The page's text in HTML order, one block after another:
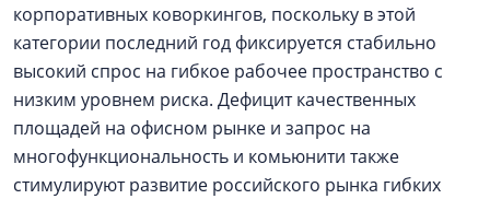
корпоративных коворкингов, поскольку в этой
категории последний год фиксируется стабильно
высокий спрос на гибкое рабочее пространство с
низким уровнем риска. Дефицит качественных
площадей на офисном рынке и запрос на
многофункциональность и комьюнити также
стимулируют развитие российского рынка гибких